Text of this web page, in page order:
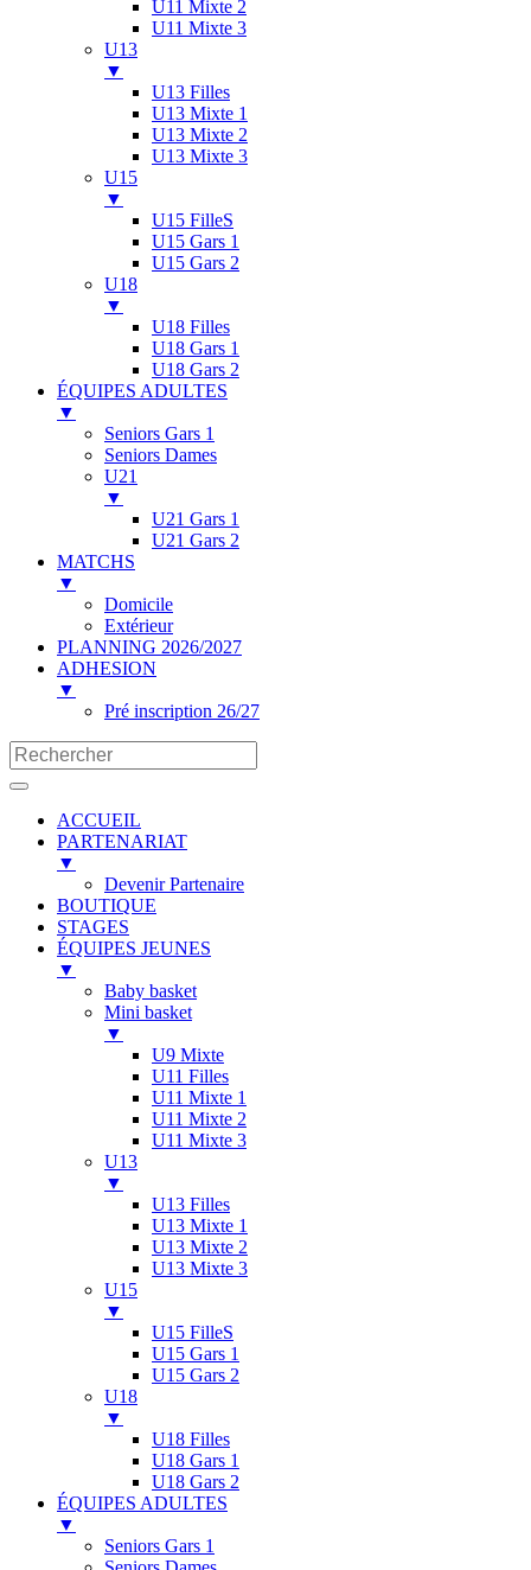
U11 Mixte 2
U11 Mixte 3
U13
▼
U13 Filles
U13 Mixte 1
U13 Mixte 2
U13 Mixte 3
U15
▼
U15 FilleS
U15 Gars 1
U15 Gars 2
U18
▼
U18 Filles
U18 Gars 1
U18 Gars 2
ÉQUIPES ADULTES
▼
Seniors Gars 1
Seniors Dames
U21
▼
U21 Gars 1
U21 Gars 2
MATCHS
▼
Domicile
Extérieur
PLANNING 2026/2027
ADHESION
▼
Pré inscription 26/27
ACCUEIL
PARTENARIAT
▼
Devenir Partenaire
BOUTIQUE
STAGES
ÉQUIPES JEUNES
▼
Baby basket
Mini basket
▼
U9 Mixte
U11 Filles
U11 Mixte 1
U11 Mixte 2
U11 Mixte 3
U13
▼
U13 Filles
U13 Mixte 1
U13 Mixte 2
U13 Mixte 3
U15
▼
U15 FilleS
U15 Gars 1
U15 Gars 2
U18
▼
U18 Filles
U18 Gars 1
U18 Gars 2
ÉQUIPES ADULTES
▼
Seniors Gars 1